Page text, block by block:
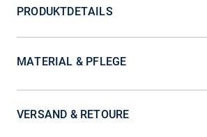
PRODUKTDETAILS
MATERIAL & PFLEGE
VERSAND & RETOURE